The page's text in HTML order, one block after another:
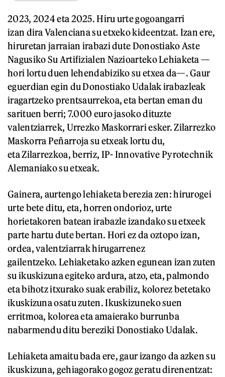
2023, 2024 eta 2025. Hiru urte gogoangarri
izan dira Valenciana su etxeko kideentzat. Izan ere,
hiruretan jarraian irabazi dute Donostiako Aste
Nagusiko Su Artifizialen Nazioarteko Lehiaketa —
hori lortu duen lehendabiziko su etxea da—. Gaur
eguerdian egin du Donostiako Udalak irabazleak
iragartzeko prentsaurrekoa, eta bertan eman du
sarituen berri; 7.000 euro jasoko dituzte
valentziarrek, Urrezko Maskorrari esker. Zilarrezko
Maskorra Peñarroja su etxeak lortu du,
eta Zilarrezkoa, berriz, IP- Innovative Pyrotechnik
Alemaniako su etxeak.
Gainera, aurtengo lehiaketa berezia zen: hirurogei
urte bete ditu, eta, horren ondorioz, urte
horietakoren batean irabazle izandako su etxeek
parte hartu dute bertan. Hori ez da oztopo izan,
ordea, valentziarrak hirugarrenez
gailentzeko. Lehiaketako azken egunean izan zuten
su ikuskizuna egiteko ardura, atzo, eta, palmondo
eta bihotz itxurako suak erabiliz, kolorez betetako
ikuskizuna osatu zuten. Ikuskizuneko suen
erritmoa, kolorea eta amaierako burrunba
nabarmendu ditu bereziki Donostiako Udalak.
Lehiaketa amaitu bada ere, gaur izango da azken su
ikuskizuna, gehiagorako gogoz geratu direnentzat: